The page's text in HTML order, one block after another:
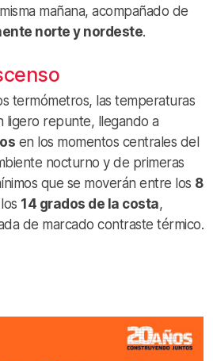
mañana, acompañado de
norte y nordeste.
termómetros, las temperaturas
ligero repunte, llegando a
en los momentos centrales del
nocturno y de primeras
que se moverán entre los 8
14 grados de la costa,
de marcado contraste térmico.